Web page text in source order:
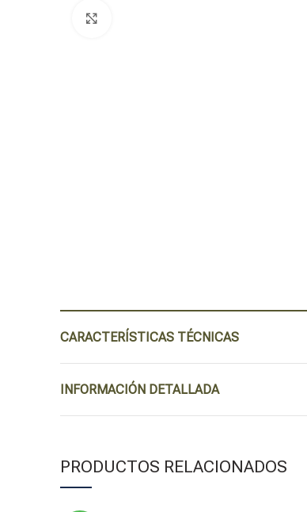
CARACTERÍSTICAS TÉCNICAS
INFORMACIÓN DETALLADA
PRODUCTOS RELACIONADOS